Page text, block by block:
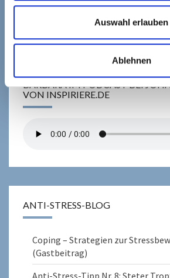
Auswahl erlauben
Ablehnen
BARBARA IM PODCAST BEI
VON INSPIRIERE.DE
ANTI-STRESS-BLOG
Coping – Strategien zur
(Gastbeitrag)
Anti-Stress-Tipp Nr. 8: Steter